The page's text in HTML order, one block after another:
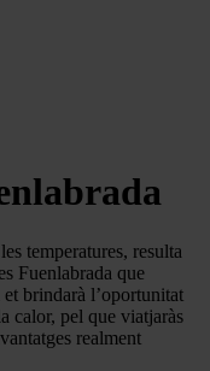
temperatures, resulta
Fuenlabrada que
brindarà l’oportunitat
calor, pel que viatjaràs
realment